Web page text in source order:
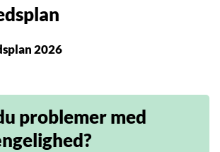
2026
problemer med